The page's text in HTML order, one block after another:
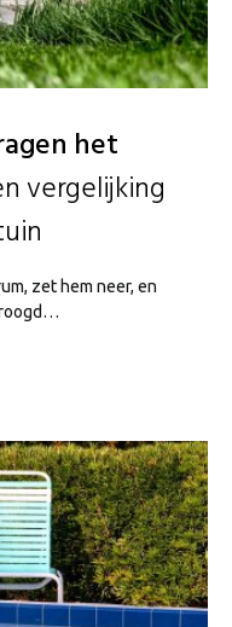
het
vergelijking
zet hem neer, en